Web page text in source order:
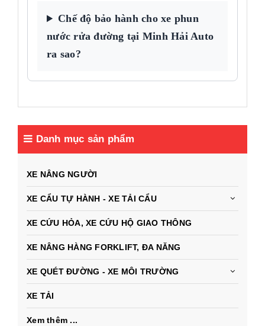
Chế độ bảo hành cho xe phun
nước rửa đường tại Minh Hải Auto
ra sao?
Danh mục sản phẩm
XE NÂNG NGƯỜI
XE CẨU TỰ HÀNH - XE TẢI CẨU
XE CỨU HỎA, XE CỨU HỘ GIAO THÔNG
XE NÂNG HÀNG FORKLIFT, ĐA NĂNG
XE QUÉT ĐƯỜNG - XE MÔI TRƯỜNG
XE TẢI
Xem thêm ...